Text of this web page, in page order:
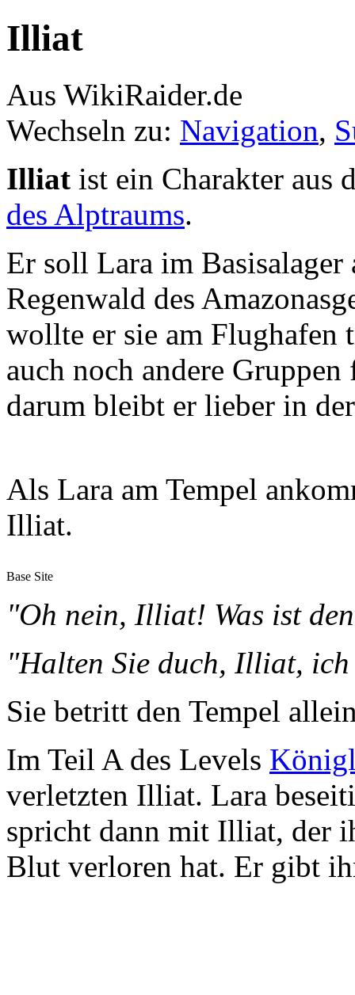
Illiat
Aus WikiRaider.de
Wechseln zu: Navigation,
Illiat ist ein Charakter aus
des Alptraums.
Er soll Lara im Basisalager
Regenwald des
wollte er sie am Flughafen
auch noch andere
darum bleibt er lieber in
Als Lara am Tempel
Illiat.
Base Site
"Oh nein, Illiat! Was ist
"Halten Sie duch, Illiat,
Sie betritt den Tempel
Im Teil A des Levels
verletzten Illiat. Lara
spricht dann mit Illiat, der
Blut verloren hat. Er gibt